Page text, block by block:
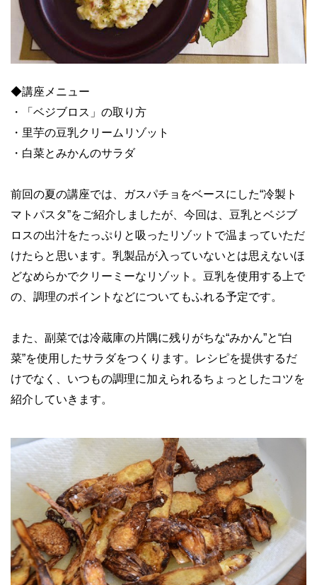
◆講座メニュー
・「ベジブロス」の取り方
・里芋の豆乳クリームリゾット
・白菜とみかんのサラダ
前回の夏の講座では、ガスパチョをベースにした“冷製ト
マトパスタ”をご紹介しましたが、今回は、豆乳とベジブ
ロスの出汁をたっぷりと吸ったリゾットで温まっていただ
けたらと思います。乳製品が入っていないとは思えないほ
どなめらかでクリーミーなリゾット。豆乳を使用する上で
の、調理のポイントなどについてもふれる予定です。
また、副菜では冷蔵庫の片隅に残りがちな“みかん”と“白
菜”を使用したサラダをつくります。レシピを提供するだ
けでなく、いつもの調理に加えられるちょっとしたコツを
紹介していきます。